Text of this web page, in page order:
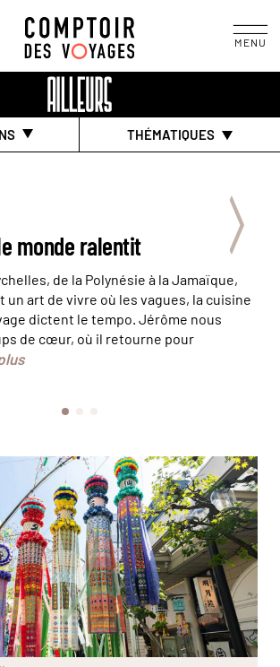
MENU
THÉMATIQUES
monde ralentit
de la Polynésie à la Jamaïque,
un art de vivre où les vagues, la cuisine
dictent le tempo. Jérôme nous
de cœur, où il retourne pour
est l'occasion de célébrer les
© Sendai Tanabata Festival